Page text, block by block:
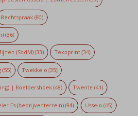
Rechtspraak (80)
(36)
(SodM)(33) Texoprint (34)
(55) Twekkelo (35)
| Boeldershoek(48) Twente (41)
Es (bedrijventerrein) (94) Usselo (45)